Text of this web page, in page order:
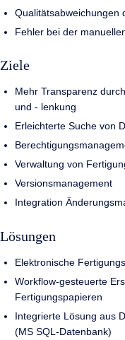
Qualitätsabweichungen
Fehler bei der
Ziele
Mehr Transparenz
und - lenkung
Erleichterte Suche von
Verwaltung von
Versionsmanagement
Integration
Lösungen
Elektronische
Workflow-gesteuerte
Fertigungspapieren
Integrierte Lösung aus
(MS SQL-Datenbank)